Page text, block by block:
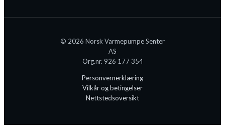
© 2026 Norsk Varmepumpe Senter
AS
Org.nr. 926 177 354
Personvernerklæring
Vilkår og betingelser
Nettstedsoversikt